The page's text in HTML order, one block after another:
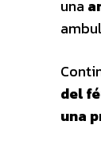
una
del
una